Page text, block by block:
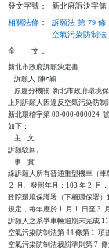
發文字號：
新北府訴決字第
相關法條 ：
訴願法 第 79 條
空氣污染防制法
全
文：
新北市政府訴願決定書
    訴願人  陳○穎
原處分機關  新北市政府環境
上列訴願人因違反空氣污染防制
新北環稽字第 00-000-000024
如下：
    主    文
訴願駁回。
    事    實
緣訴願人所有普通重型機車（
2  月、發照年月：103 年 2  月
政院環境保護署（下稱環保署）
規定，每年應於 1  月 1  日至 3
訴願人之系爭車輛逾期未完成
空氣污染防制法第 44 條第 1  項
空氣污染防制法裁罰準則第 7